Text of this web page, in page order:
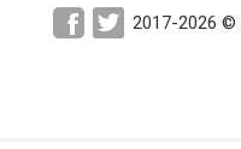
Tri najvyššie
2017-2026 ©